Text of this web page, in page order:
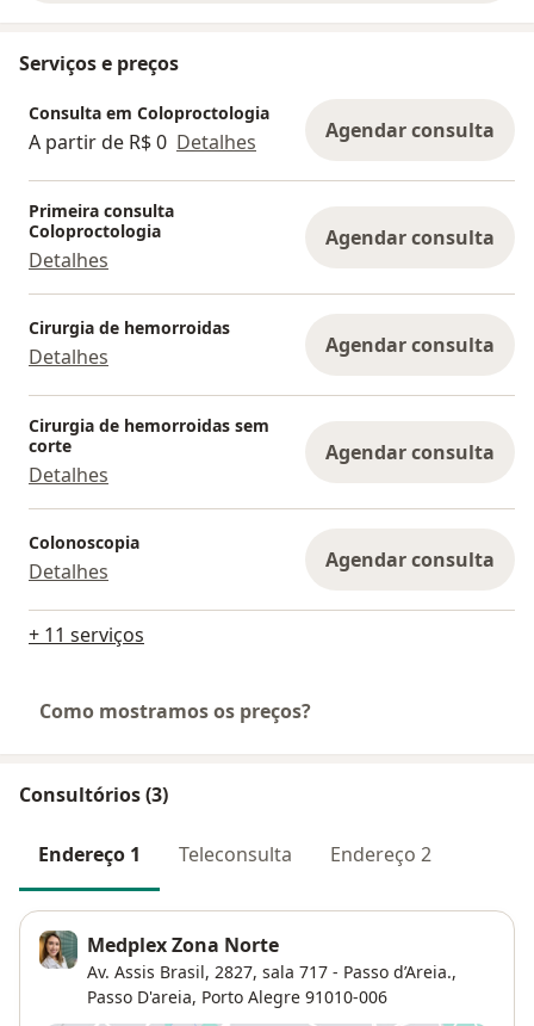
Serviços e preços
Consulta em Coloproctologia
A partir de R$ 0 Detalhes Agendar consulta
Primeira consulta
Coloproctologia
Detalhes
Agendar consulta
Cirurgia de hemorroidas
Detalhes Agendar consulta
Cirurgia de hemorroidas sem
corte
Detalhes
Agendar consulta
Colonoscopia
Detalhes Agendar consulta
+ 11 serviços
Como mostramos os preços?
Consultórios (3)
Endereço 1 Teleconsulta Endereço 2
Medplex Zona Norte
Av. Assis Brasil, 2827, sala 717 - Passo d’Areia.,
Passo D'areia, Porto Alegre 91010-006